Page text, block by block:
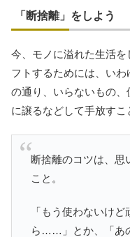
「断捨離」をしよう
今、モノに溢れた生活
フトするためには、いわ
の通り、いらないもの
に譲るなどして手放すこ
断捨離のコツは、思
こと。
「もう使わないけ
ら……」とか、「あ